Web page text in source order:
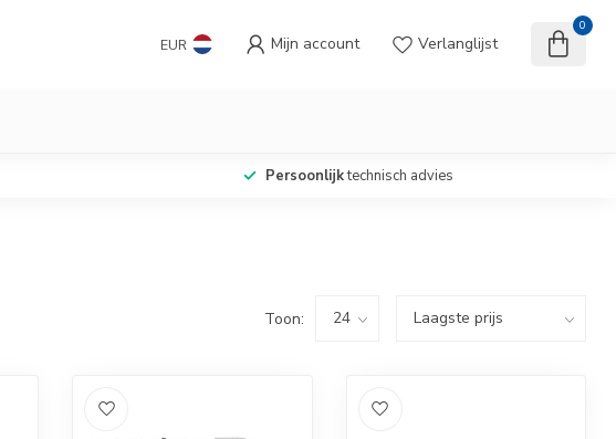
EUR Mijn account Verlanglijst
0
Persoonlijktechnisch advies
Toon: